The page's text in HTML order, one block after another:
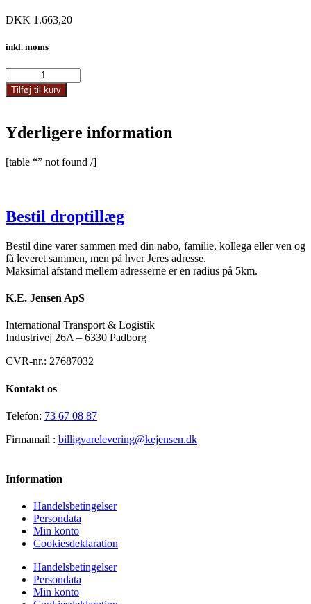
DKK 1.663,20
inkl. moms
antal
Tilføj til kurv
Yderligere information
[table “” not found /]
Bestil droptillæg
Bestil dine varer sammen med din nabo, familie, kollega eller ven og
få leveret sammen, men på hver Jeres adresse.
Maksimal afstand mellem adresserne er en radius på 5km.
K.E. Jensen ApS
International Transport & Logistik
Industrivej 26A – 6330 Padborg
CVR-nr.: 27687032
Kontakt os
Telefon: 73 67 08 87
Firmamail : billigvarelevering@kejensen.dk
Information
Handelsbetingelser
Persondata
Min konto
Cookiesdeklaration
Handelsbetingelser
Persondata
Min konto